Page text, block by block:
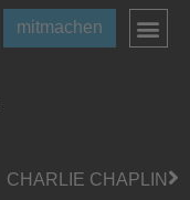
mitmachen
CHARLIE CHAPLIN